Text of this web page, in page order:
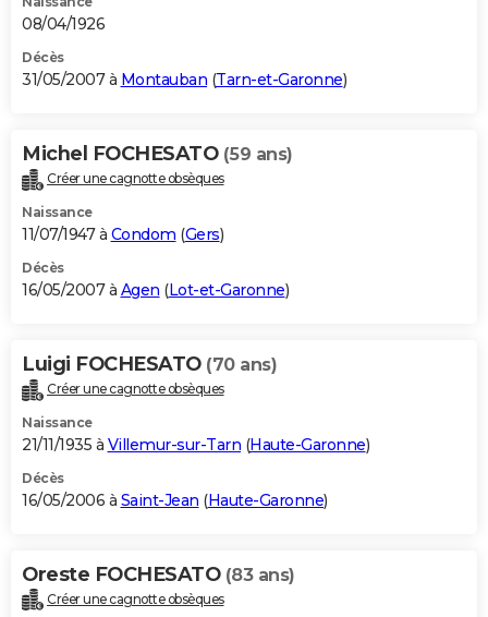
08/04/1926
Décès
31/05/2007 à Montauban (Tarn-et-Garonne)
Michel FOCHESATO (59 ans)
Créer une cagnotte obsèques
Naissance
11/07/1947 à Condom (Gers)
Décès
16/05/2007 à Agen (Lot-et-Garonne)
Luigi FOCHESATO (70 ans)
Créer une cagnotte obsèques
Naissance
21/11/1935 à Villemur-sur-Tarn (Haute-Garonne)
Décès
16/05/2006 à Saint-Jean (Haute-Garonne)
Oreste FOCHESATO (83 ans)
Créer une cagnotte obsèques